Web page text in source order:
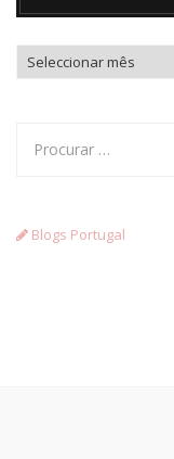
Arquivo
Blogs Portugal